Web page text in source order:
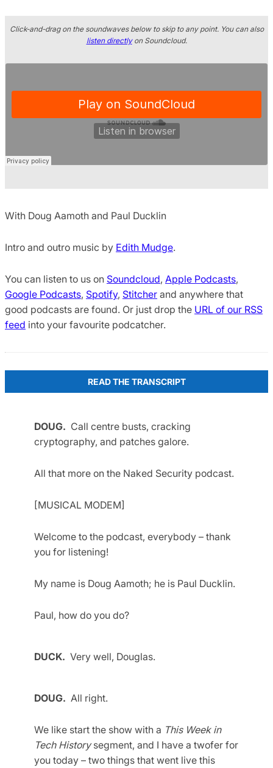
Click-and-drag on the soundwaves below to skip to any point. You can also
listen directlyon Soundcloud.
With Doug Aamoth and Paul Ducklin
Intro and outro music by Edith Mudge.
You can listen to us on Soundcloud, Apple Podcasts,
Google Podcasts, Spotify, Stitcher and anywhere that
good podcasts are found. Or just drop the URL of our RSS
feed into your favourite podcatcher.
READ THE TRANSCRIPT
DOUG. Call centre busts, cracking
cryptography, and patches galore.
All that more on the Naked Security podcast.
[MUSICAL MODEM]
Welcome to the podcast, everybody – thank
you for listening!
My name is Doug Aamoth; he is Paul Ducklin.
Paul, how do you do?
DUCK. Very well, Douglas.
DOUG. All right.
We like start the show with a This Week in
Tech Historysegment, and I have a twofer for
you today – two things that went live this